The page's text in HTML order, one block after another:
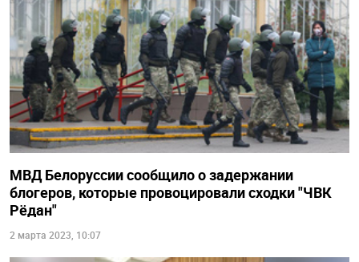
МВД Белоруссии сообщило о задержании
блогеров, которые провоцировали сходки "ЧВК
Рёдан"
2 марта 2023, 10:07